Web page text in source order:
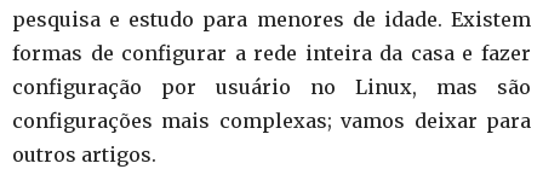
pesquisa e estudo para menores de idade. Existem
formas de configurar a rede inteira da casa e fazer
configuração por usuário no Linux, mas são
configurações mais complexas; vamos deixar para
outros artigos.